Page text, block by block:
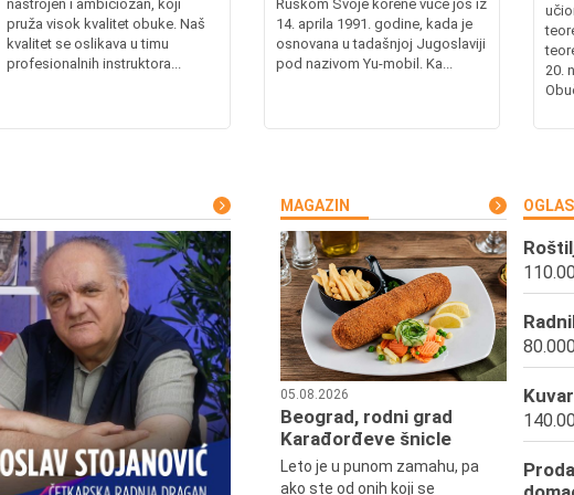
nastrojen i ambiciozan, koji
pruža visok kvalitet obuke. Naš
kvalitet se oslikava u timu
profesionalnih instruktora...
Ruskom Svoje korene vuče još iz
14. aprila 1991. godine, kada je
osnovana u tadašnjoj Jugoslaviji
pod nazivom Yu-mobil. Ka...
20.
MAGAZIN
05.08.2026
Beograd, rodni grad
Karađorđeve šnicle
Leto je u punom zamahu, pa
ako ste od onih koji se